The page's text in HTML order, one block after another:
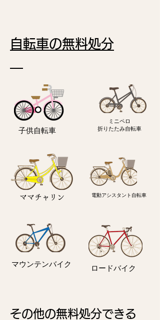
自転車の無料処分
子供自転車
ミニペロ
​折りたたみ自転車
ママチャリン 電動アシスタント自転車
マウンテンバイク ロードバイク
その他の無料処分できる